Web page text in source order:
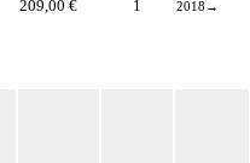
209,00 € 1 2018 →